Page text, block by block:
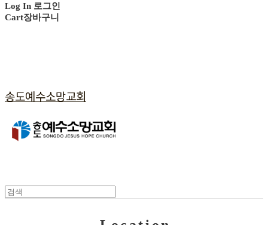
Log In 로그인
Cart장바구니
송도예수소망교회